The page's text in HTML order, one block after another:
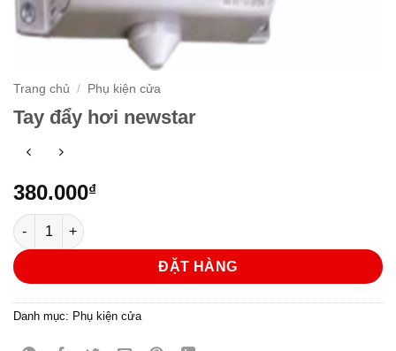
Trang chủ / Phụ kiện cửa
Tay đẩy hơi newstar
380.000₫
Tay đẩy hơi newstar số lượng
ĐẶT HÀNG
Danh mục: Phụ kiện cửa